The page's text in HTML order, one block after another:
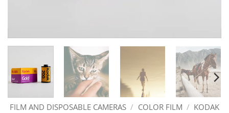
FILM AND DISPOSABLE CAMERAS / COLOR FILM / KODAK